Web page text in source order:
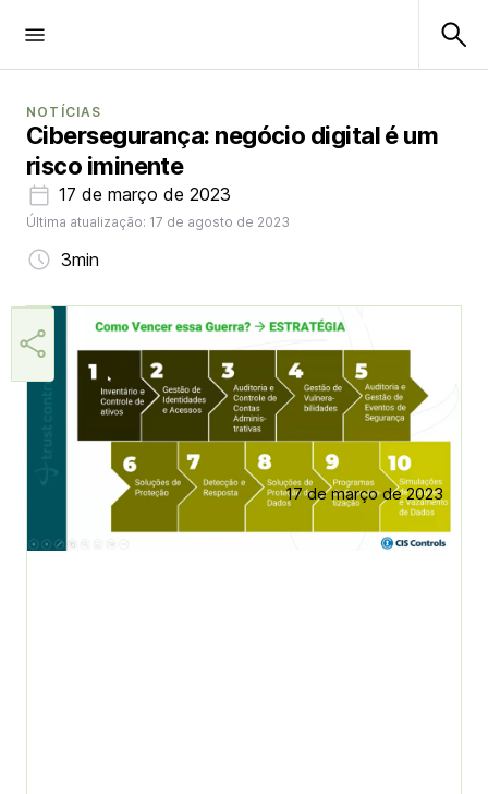
NOTÍCIAS
Cibersegurança: negócio digital é um
risco iminente
17 de março de 2023
Última atualização: 17 de agosto de 2023
3min
17 de março de 2023